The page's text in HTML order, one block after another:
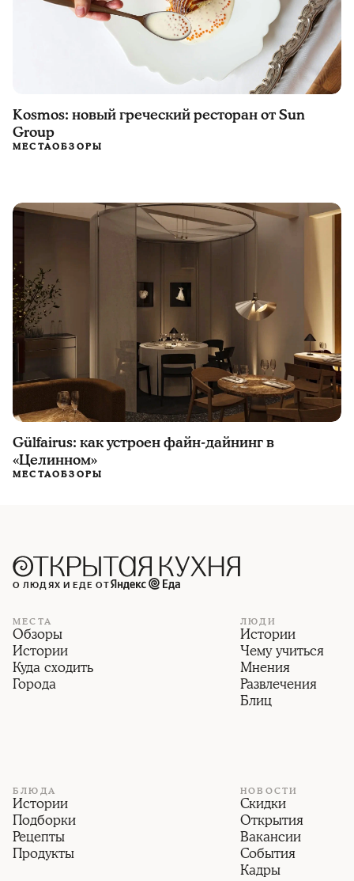
Kosmos: новый греческий ресторан от Sun
Group
МЕСТАОБЗОРЫ
Gülfairus: как устроен файн-дайнинг в
«Целинном»
МЕСТАОБЗОРЫ
О ЛЮДЯХ И ЕДЕ ОТ
МЕСТА
Обзоры
Истории
Куда сходить
Города
ЛЮДИ
Истории
Чему учиться
Мнения
Развлечения
Блиц
БЛЮДА
Истории
Подборки
Рецепты
Продукты
НОВОСТИ
Скидки
Открытия
Вакансии
События
Кадры